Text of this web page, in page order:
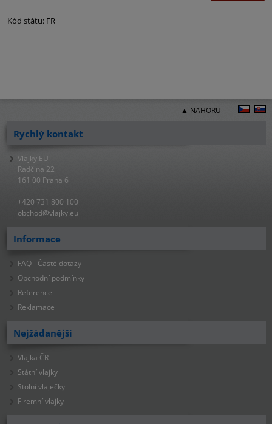
Kód státu: FR
▲ NAHORU
Rychlý kontakt
Vlajky.EU
Radčina 22
161 00 Praha 6
+420 731 800 100
obchod@vlajky.eu
Informace
FAQ - Časté dotazy
Obchodní podmínky
Reference
Reklamace
Nejžádanější
Vlajka ČR
Státní vlajky
Stolní vlaječky
Firemní vlajky